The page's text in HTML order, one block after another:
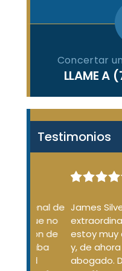
Concertar
LLAME A
Testimonios
James Silverstein
extraordinario y
estoy muy
y, de ahora en
abogado. Desde